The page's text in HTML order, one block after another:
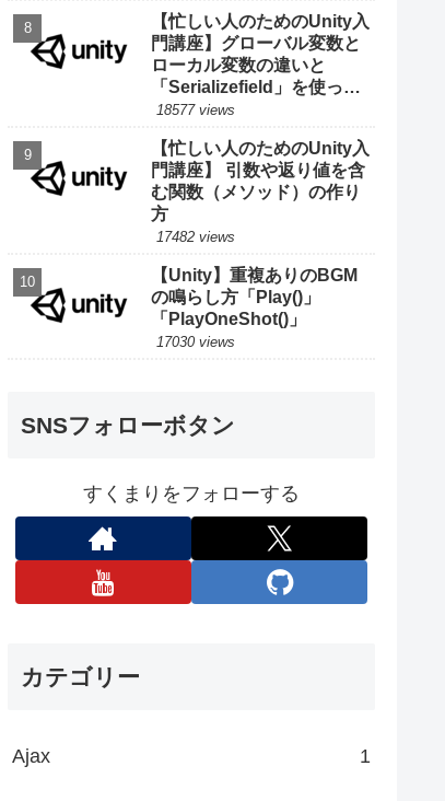
【忙しい人のためのUnity入
門講座】グローバル変数と
ローカル変数の違いと
「Serializefield」を使った
インスペクターへの表示
18577 views
【忙しい人のためのUnity入
門講座】 引数や返り値を含
む関数（メソッド）の作り
方
17482 views
【Unity】重複ありのBGM
の鳴らし方「Play()」
「PlayOneShot()」
17030 views
SNSフォローボタン
すくまりをフォローする
カテゴリー
Ajax 1